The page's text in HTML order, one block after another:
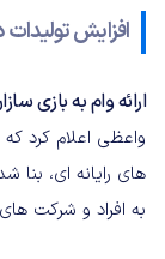
افزایش
ارائه وام به بازی
واعظی اعلام کرد
های رایانه ای، بنا
به افراد و شرکت